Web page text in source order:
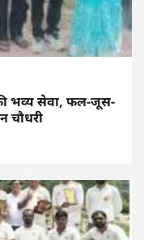
भव्य सेवा, फल-जूस-
चौधरी